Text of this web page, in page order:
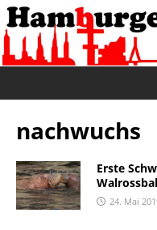
nachwuchs
Erste
24. Mai